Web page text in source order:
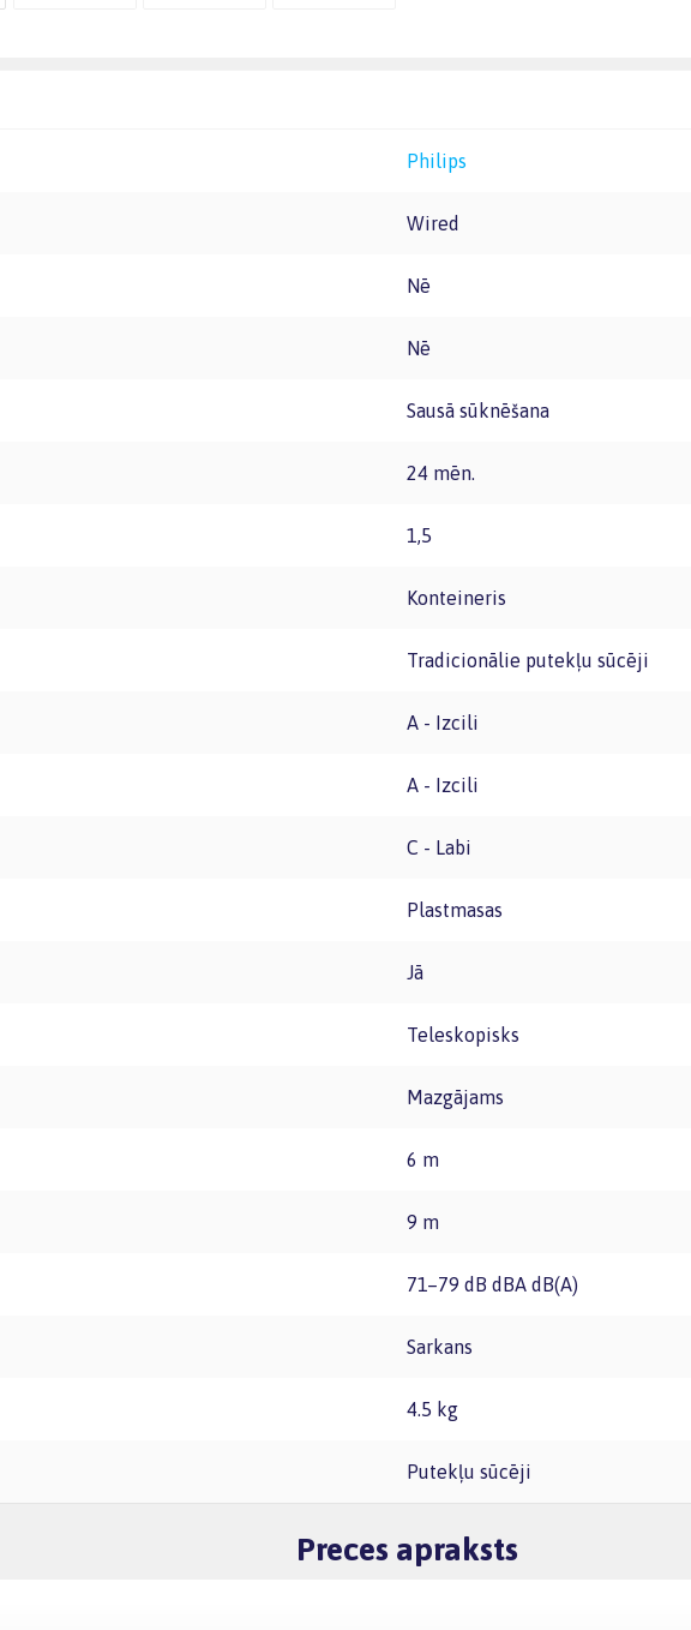
Philips
Wired
Nē
Nē
Sausā sūknēšana
24 mēn.
1,5
Konteineris
Tradicionālie putekļu sūcēji
A - Izcili
A - Izcili
C - Labi
Plastmasas
Jā
Teleskopisks
Mazgājams
6 m
9 m
71–79 dB dBA dB(A)
Sarkans
4.5 kg
Putekļu sūcēji
Preces apraksts